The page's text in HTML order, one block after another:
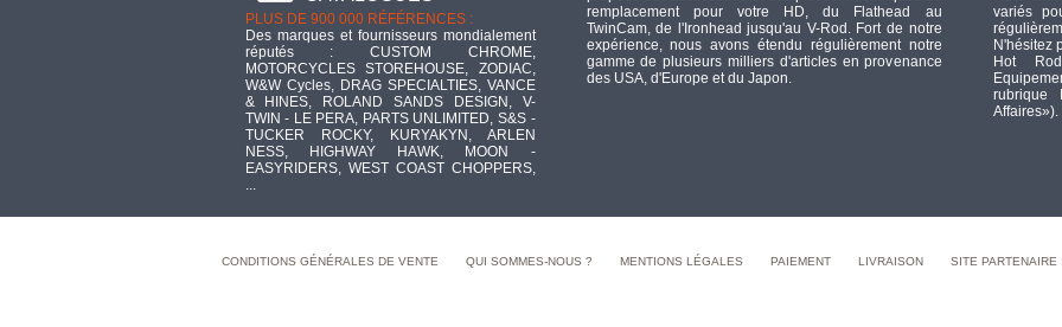
PLUS DE 900 000 RÉFÉRENCES :
Des marques et fournisseurs mondialement
réputés : CUSTOM CHROME,
MOTORCYCLES STOREHOUSE, ZODIAC,
W&W Cycles, DRAG SPECIALTIES, VANCE
& HINES, ROLAND SANDS DESIGN, V-
TWIN - LE PERA, PARTS UNLIMITED, S&S -
TUCKER ROCKY, KURYAKYN, ARLEN
NESS, HIGHWAY HAWK, MOON -
EASYRIDERS, WEST COAST CHOPPERS,
...
remplacement pour votre HD, du Flathead au
TwinCam, de l'Ironhead jusqu'au V-Rod. Fort de notre
expérience, nous avons étendu régulièrement notre
gamme de plusieurs milliers d'articles en provenance
des USA, d'Europe et du Japon.
variés
N'hésitez
Hot
rubrique
Affaires»).
CONDITIONS GÉNÉRALES DE VENTE QUI SOMMES-NOUS ? MENTIONS LÉGALES PAIEMENT LIVRAISON SITE PARTENAIRE